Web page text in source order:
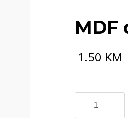
MDF
1.50 KM
dekoracija